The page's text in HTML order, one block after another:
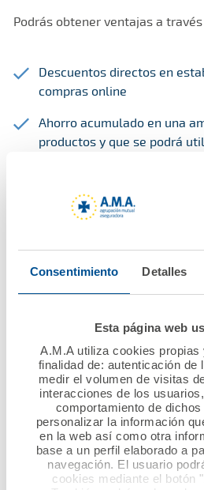
Consentimiento Detalles
Esta página web
A.M.A utiliza cookies
finalidad de: autenticación de
medir el volumen de visitas
interacciones de los
comportamiento de
personalizar la información
en la web así como otra
base a un perfil elaborado a
navegación. El usuario
cookies mediante el botón
Podrás obtener ventajas a
Descuentos directos en
compras online
Ahorro acumulado en una
productos y que se podrá
Si aun así quieres más, te
nuestraCALCULADORA DEL